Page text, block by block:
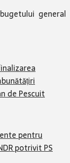
general
de Pescuit
pentru
potrivit PS